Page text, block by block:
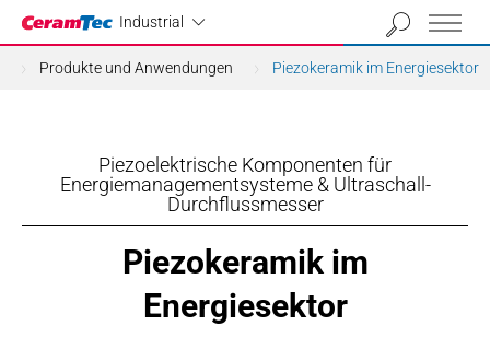
Industrial
Industrial
Produkte und Anwendungen Piezokeramik im Energiesektor
Piezoelektrische Komponenten für
Energiemanagementsysteme & Ultraschall-
Durchflussmesser
Piezokeramik im
Energiesektor